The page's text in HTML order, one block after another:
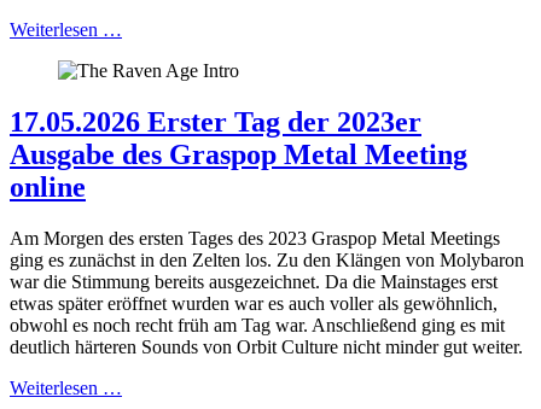
Weiterlesen …
17.05.2026 Erster Tag der 2023er
Ausgabe des Graspop Metal Meeting
online
Am Morgen des ersten Tages des 2023 Graspop Metal Meetings
ging es zunächst in den Zelten los. Zu den Klängen von Molybaron
war die Stimmung bereits ausgezeichnet. Da die Mainstages erst
etwas später eröffnet wurden war es auch voller als gewöhnlich,
obwohl es noch recht früh am Tag war. Anschließend ging es mit
deutlich härteren Sounds von Orbit Culture nicht minder gut weiter.
Weiterlesen …